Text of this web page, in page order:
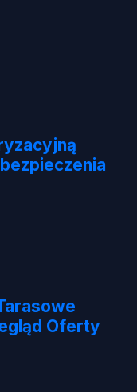
Oferty